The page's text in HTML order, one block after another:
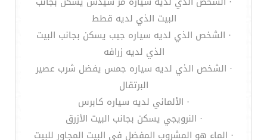
البيت الذي لديه قطط
· الشخص الذي لديه سياره جيب يسكن بجانب البيت
الذي لديه زرافه
· الشخص الذي لديه سياره جمس يفضل شرب عصير
البرتقال
· الألماني لديه سياره كابرس
· النرويجي يسكن بجانب البيت الأزرق
· الماء هو المشروب المفضل في البيت المجاور للبيت